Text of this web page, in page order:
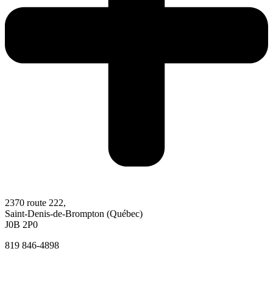
2370 route 222,
Saint-Denis-de-Brompton (Québec)
J0B 2P0
819 846-4898